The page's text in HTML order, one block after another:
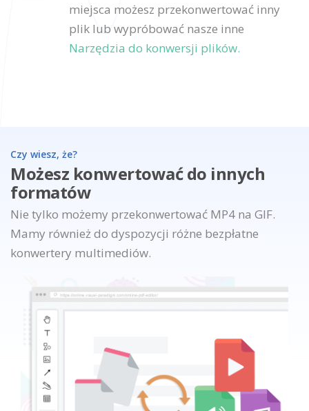
miejsca możesz przekonwertować inny
plik lub wypróbować nasze inne
Narzędzia do konwersji plików.
Czy wiesz, że?
Możesz konwertować do innych
formatów
Nie tylko możemy przekonwertować MP4 na GIF.
Mamy również do dyspozycji różne bezpłatne
konwertery multimediów.